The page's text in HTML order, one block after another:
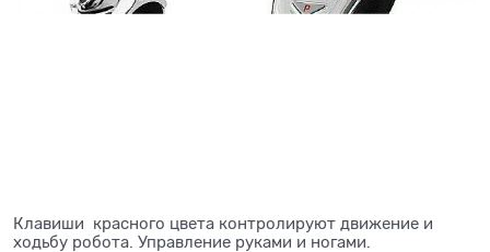
Клавиши красного цвета контролируют движение и
ходьбу робота. Управление руками и ногами.